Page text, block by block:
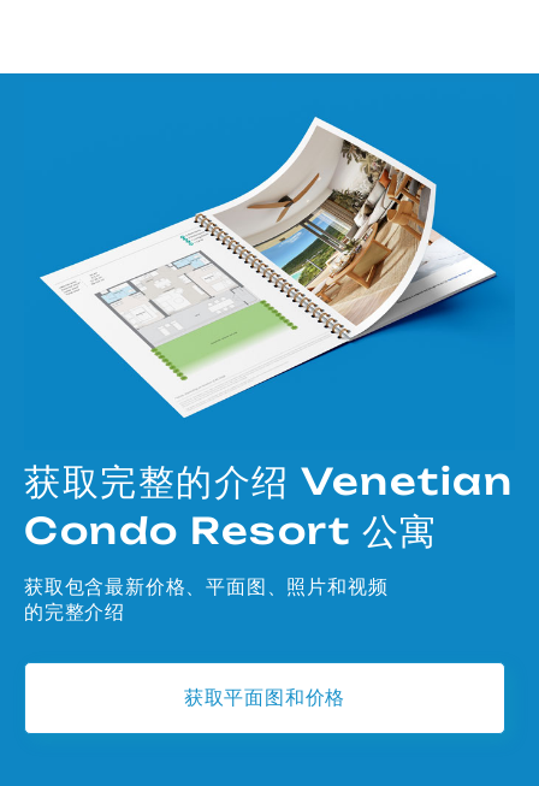
获取完整的介绍 Venetian
Condo Resort 公寓
获取包含最新价格、平面图、照片和视频
的完整介绍
获取平面图和价格